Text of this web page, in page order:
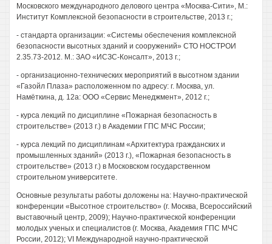
Московского международного делового центра «Москва-Сити», М.:
Институт Комплексной безопасности в строительстве, 2013 г.;
- стандарта организации: «Системы обеспечения комплексной
безопасности высотных зданий и сооружений» СТО НОСТРОИ
2.35.73-2012. М.: ЗАО «ИСЗС-Консалт», 2013 г.;
- организационно-технических мероприятий в высотном здании
«Газойл Плаза» расположенном по адресу: г. Москва, ул.
Намёткина, д. 12а: ООО «Сервис Менеджмент», 2012 г.;
- курса лекций по дисциплине «Пожарная безопасность в
строительстве» (2013 г.) в Академии ГПС МЧС России;
- курса лекций по дисциплинам «Архитектура гражданских и
промышленных зданий» (2013 г.), «Пожарная безопасность в
строительстве» (2013 г.) в Московском государственном
строительном университете.
Основные результаты работы доложены на: Научно-практической
конференции «Высотное строительство» (г. Москва, Всероссийский
выставочный центр, 2009); Научно-практической конференции
молодых ученых и специалистов (г. Москва, Академия ГПС МЧС
России, 2012); VI Международной научно-практической